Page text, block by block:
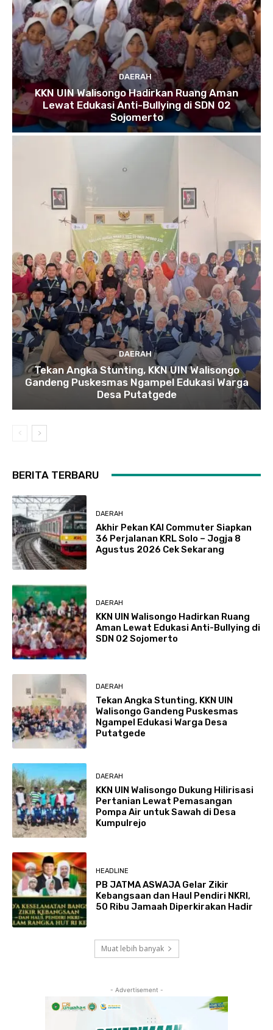
DAERAH
KKN UIN Walisongo Hadirkan Ruang Aman
Lewat Edukasi Anti-Bullying di SDN 02
Sojomerto
DAERAH
Tekan Angka Stunting, KKN UIN Walisongo
Gandeng Puskesmas Ngampel Edukasi Warga
Desa Putatgede
BERITA TERBARU
DAERAH
Akhir Pekan KAI Commuter Siapkan
36 Perjalanan KRL Solo – Jogja 8
Agustus 2026 Cek Sekarang
DAERAH
KKN UIN Walisongo Hadirkan Ruang
Aman Lewat Edukasi Anti-Bullying di
SDN 02 Sojomerto
DAERAH
Tekan Angka Stunting, KKN UIN
Walisongo Gandeng Puskesmas
Ngampel Edukasi Warga Desa
Putatgede
DAERAH
KKN UIN Walisongo Dukung Hilirisasi
Pertanian Lewat Pemasangan
Pompa Air untuk Sawah di Desa
Kumpulrejo
HEADLINE
PB JATMA ASWAJA Gelar Zikir
Kebangsaan dan Haul Pendiri NKRI,
50 Ribu Jamaah Diperkirakan Hadir
Muat lebih banyak
- Advertisement -